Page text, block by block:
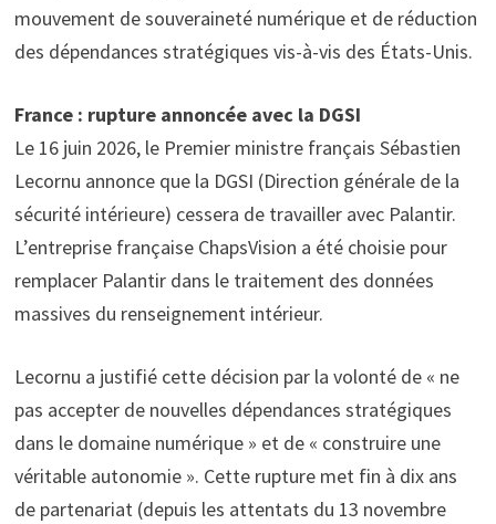
mouvement de souveraineté numérique et de réduction
des dépendances stratégiques vis-à-vis des États-Unis.
France : rupture annoncée avec la DGSI
Le 16 juin 2026, le Premier ministre français Sébastien
Lecornu annonce que la DGSI (Direction générale de la
sécurité intérieure) cessera de travailler avec Palantir.
L’entreprise française ChapsVision a été choisie pour
remplacer Palantir dans le traitement des données
massives du renseignement intérieur.
Lecornu a justifié cette décision par la volonté de « ne
pas accepter de nouvelles dépendances stratégiques
dans le domaine numérique » et de « construire une
véritable autonomie ». Cette rupture met fin à dix ans
de partenariat (depuis les attentats du 13 novembre